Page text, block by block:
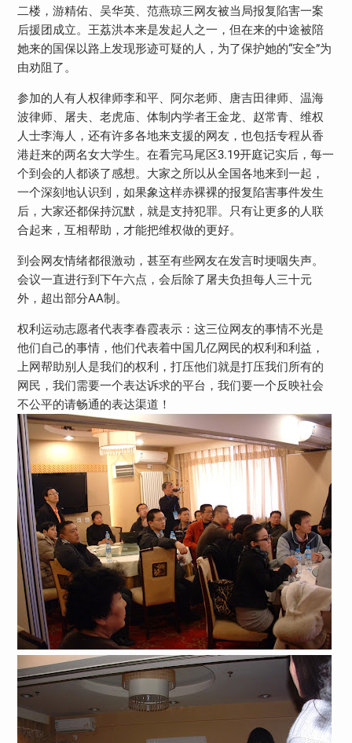
二楼，游精佑、吴华英、范燕琼三网友被当局报复陷害一案
后援团成立。王荔洪本来是发起人之一，但在来的中途被陪
她来的国保以路上发现形迹可疑的人，为了保护她的“安全”为
由劝阻了。
参加的人有人权律师李和平、阿尔老师、唐吉田律师、温海
波律师、屠夫、老虎庙、体制内学者王金龙、赵常青、维权
人士李海人，还有许多各地来支援的网友，也包括专程从香
港赶来的两名女大学生。在看完马尾区3.19开庭记实后，每一
个到会的人都谈了感想。大家之所以从全国各地来到一起，
一个深刻地认识到，如果象这样赤裸裸的报复陷害事件发生
后，大家还都保持沉默，就是支持犯罪。只有让更多的人联
合起来，互相帮助，才能把维权做的更好。
到会网友情绪都很激动，甚至有些网友在发言时埂咽失声。
会议一直进行到下午六点，会后除了屠夫负担每人三十元
外，超出部分AA制。
权利运动志愿者代表李春霞表示：这三位网友的事情不光是
他们自己的事情，他们代表着中国几亿网民的权利和利益，
上网帮助别人是我们的权利，打压他们就是打压我们所有的
网民，我们需要一个表达诉求的平台，我们要一个反映社会
不公平的请畅通的表达渠道！